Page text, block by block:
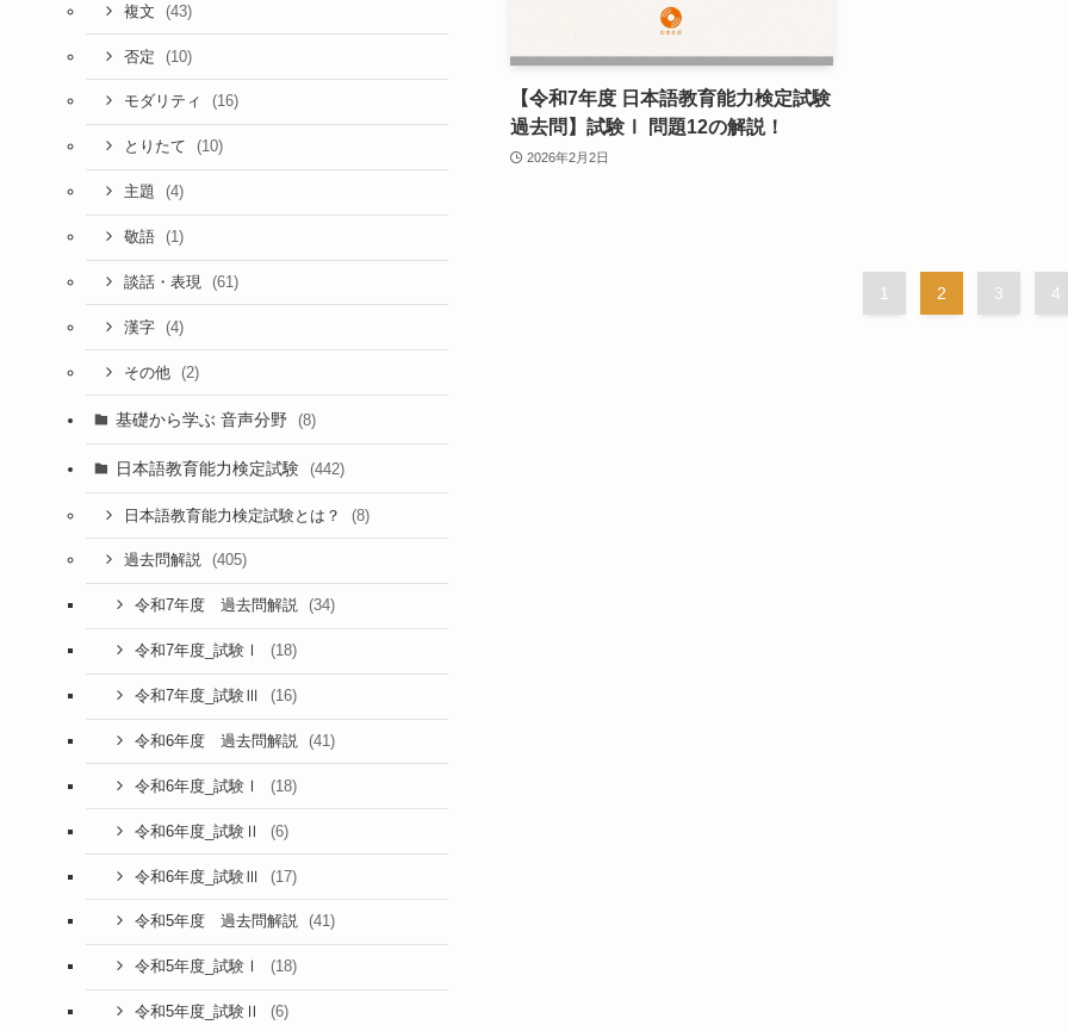
【令和7年度 日本語教育能力検定試験
過去問】試験Ⅰ 問題12の解説！
2026年2月2日
1 2 3 4
複文 (43)
否定 (10)
モダリティ (16)
とりたて (10)
主題 (4)
敬語 (1)
談話・表現 (61)
漢字 (4)
その他 (2)
基礎から学ぶ 音声分野 (8)
日本語教育能力検定試験 (442)
日本語教育能力検定試験とは？ (8)
過去問解説 (405)
令和7年度 過去問解説 (34)
令和7年度_試験Ⅰ (18)
令和7年度_試験Ⅲ (16)
令和6年度 過去問解説 (41)
令和6年度_試験Ⅰ (18)
令和6年度_試験Ⅱ (6)
令和6年度_試験Ⅲ (17)
令和5年度 過去問解説 (41)
令和5年度_試験Ⅰ (18)
令和5年度_試験Ⅱ (6)